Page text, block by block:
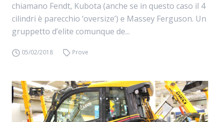
chiamano Fendt, Kubota (anche se in questo caso il 4
cilindri è parecchio ‘oversize’) e Massey Ferguson. Un
gruppetto d’elite comunque de...
05/02/2018 Prove